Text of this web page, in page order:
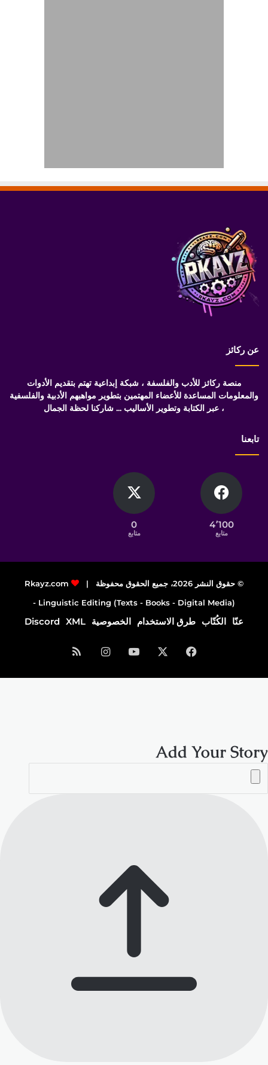
عن ركائز
منصة ركائز للأدب والفلسفة ، شبكة إبداعية تهتم بتقديم الأدوات
والمعلومات المساعدة للأعضاء المهتمين بتطوير مواهبهم الأدبية والفلسفية
، عبر الكتابة وتطوير الأساليب ... شاركنا لحظة الجمال
تابعنا
4٬100
متابع
0
متابع
© حقوق النشر 2026، جميع الحقوق محفوظة |
Rkayz.com
Linguistic Editing (Texts - Books - Digital Media) -
عنّا الكُتّاب طرق الاستخدام الخصوصية XML
Discord
فيسبوك ‫YouTubeانستقرامملخص
الموقع
Add Your Story